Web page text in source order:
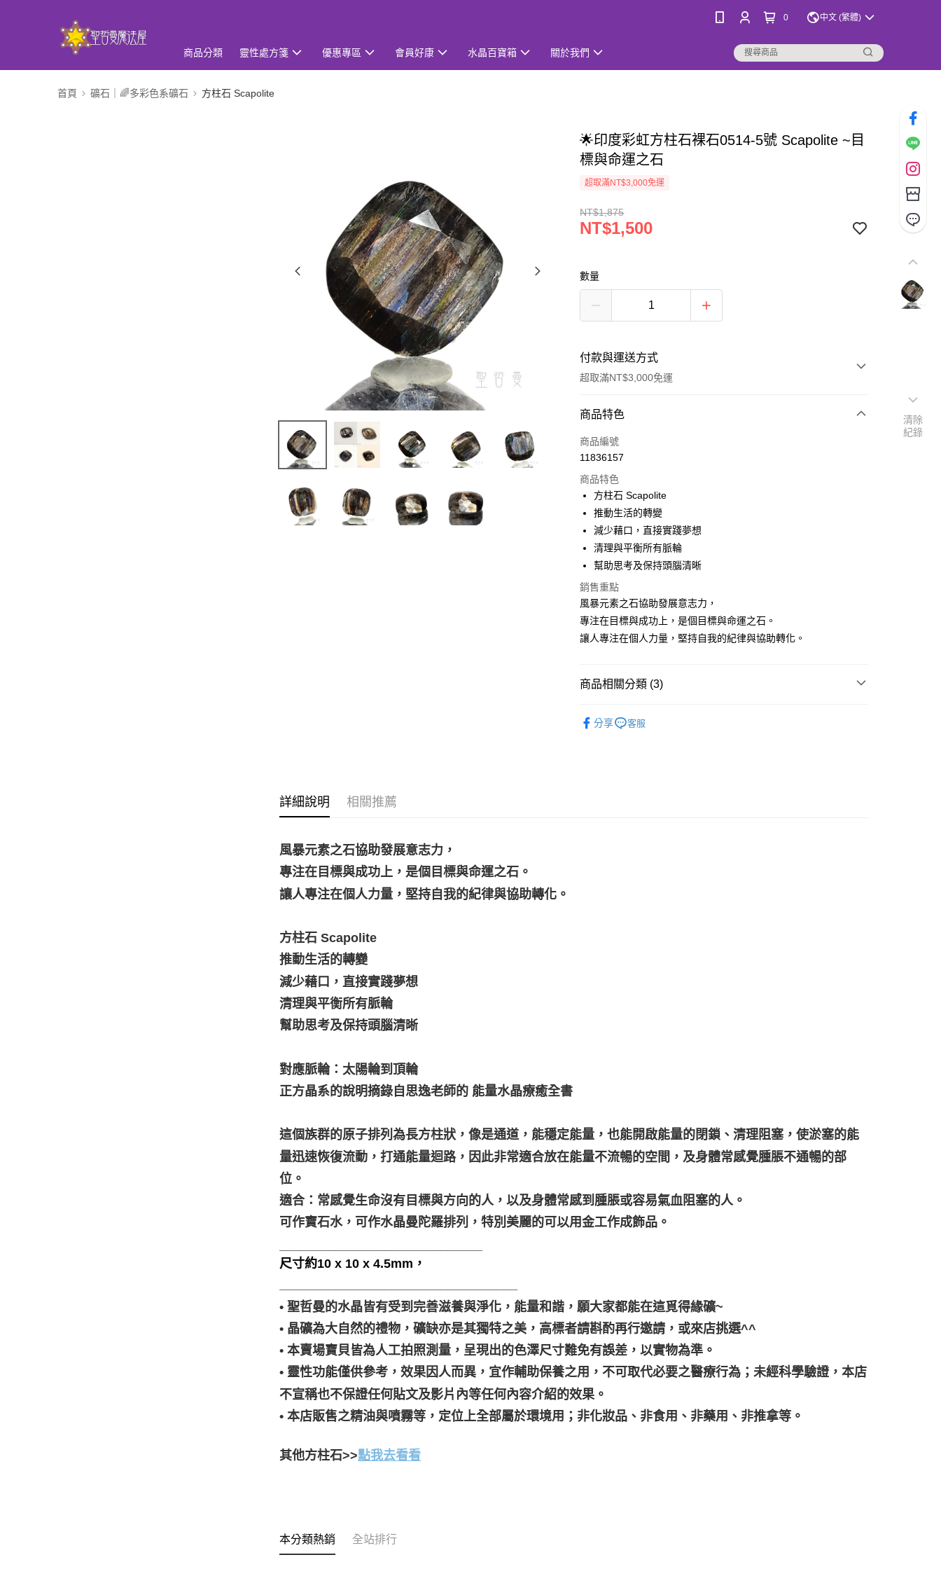
0 中文 (繁體)
商品分類 靈性處方箋 優惠專區 會員好康 水晶百寶箱 關於我們
首頁 礦石｜🌈多彩色系礦石 方柱石 Scapolite
🌟印度彩虹方柱石裸石0514-5號 Scapolite ~目
標與命運之石
超取滿NT$3,000免運
NT$1,875
NT$1,500
數量
付款與運送方式
超取滿NT$3,000免運
付款方式
信用卡一次付款
LINE Pay
Apple Pay
街口支付
悠遊付
ATM付款
運送方式
每筆NT$80，滿NT$3,000(含以上)免運費
每筆NT$80，滿NT$3,000(含以上)免運費
商品特色
商品編號
11836157
商品特色
方柱石 Scapolite
推動生活的轉變
減少藉口，直接實踐夢想
清理與平衡所有脈輪
幫助思考及保持頭腦清晰
銷售重點
風暴元素之石協助發展意志力，
專注在目標與成功上，是個目標與命運之石。
讓人專注在個人力量，堅持自我的紀律與協助轉化。
商品相關分類 (3)
分享 客服
詳細說明 相關推薦
風暴元素之石協助發展意志力，
專注在目標與成功上，是個目標與命運之石。
讓人專注在個人力量，堅持自我的紀律與協助轉化。
方柱石 Scapolite
推動生活的轉變
減少藉口，直接實踐夢想
清理與平衡所有脈輪
幫助思考及保持頭腦清晰
對應脈輪：太陽輪到頂輪
正方晶系的說明摘錄自思逸老師的 能量水晶療癒全書
這個族群的原子排列為長方柱狀，像是通道，能穩定能量，也能開啟能量的閉鎖、清理阻塞，使淤塞的能
量迅速恢復流動，打通能量迴路，因此非常適合放在能量不流暢的空間，及身體常感覺腫脹不通暢的部
位。
適合：常感覺生命沒有目標與方向的人，以及身體常感到腫脹或容易氣血阻塞的人。
可作寶石水，可作水晶曼陀羅排列，特別美麗的可以用金工作成飾品。
尺寸約10 x 10 x 4.5mm，
• 聖哲曼的水晶皆有受到完善滋養與淨化，能量和諧，願大家都能在這覓得緣礦~
• 晶礦為大自然的禮物，礦缺亦是其獨特之美，高標者請斟酌再行邀請，或來店挑選^^
• 本賣場寶貝皆為人工拍照測量，呈現出的色澤尺寸難免有誤差，以實物為準。
• 靈性功能僅供參考，效果因人而異，宜作輔助保養之用，不可取代必要之醫療行為；未經科學驗證，本店
不宣稱也不保證任何貼文及影片內等任何內容介紹的效果。
• 本店販售之精油與噴霧等，定位上全部屬於環境用；非化妝品、非食用、非藥用、非推拿等。
其他方柱石>>點我去看看
本分類熱銷 全站排行
清除
紀錄